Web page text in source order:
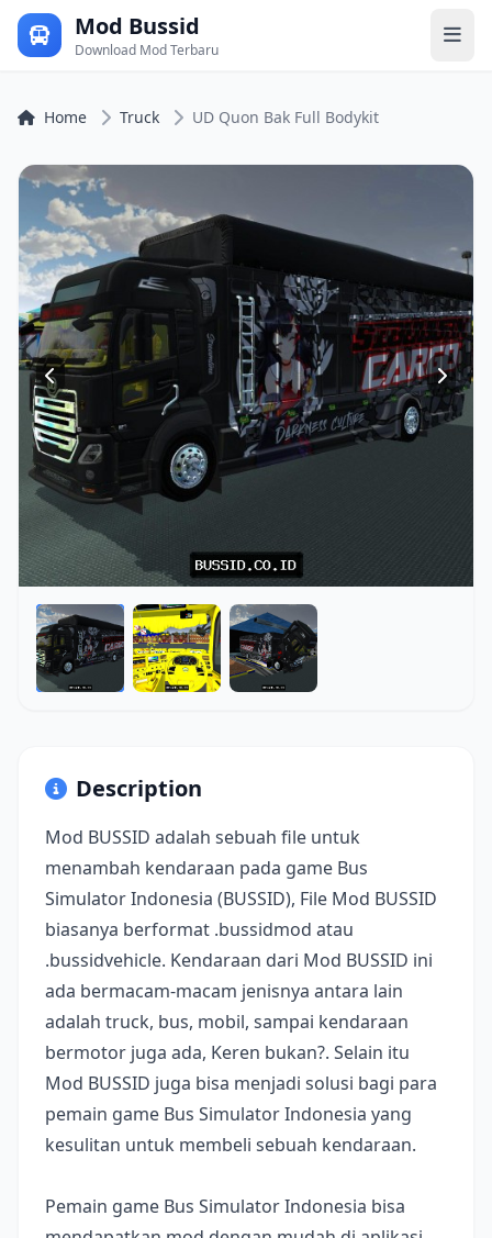
Mod Bussid
Download Mod Terbaru
Home Truck UD Quon Bak Full Bodykit
Description
Mod BUSSID adalah sebuah file untuk
menambah kendaraan pada game Bus
Simulator Indonesia (BUSSID), File Mod BUSSID
biasanya berformat .bussidmod atau
.bussidvehicle. Kendaraan dari Mod BUSSID ini
ada bermacam-macam jenisnya antara lain
adalah truck, bus, mobil, sampai kendaraan
bermotor juga ada, Keren bukan?. Selain itu
Mod BUSSID juga bisa menjadi solusi bagi para
pemain game Bus Simulator Indonesia yang
kesulitan untuk membeli sebuah kendaraan.
Pemain game Bus Simulator Indonesia bisa